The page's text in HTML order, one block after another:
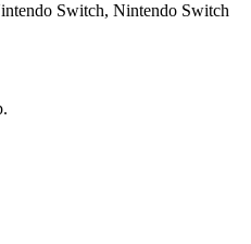
Switch, Nintendo Switch